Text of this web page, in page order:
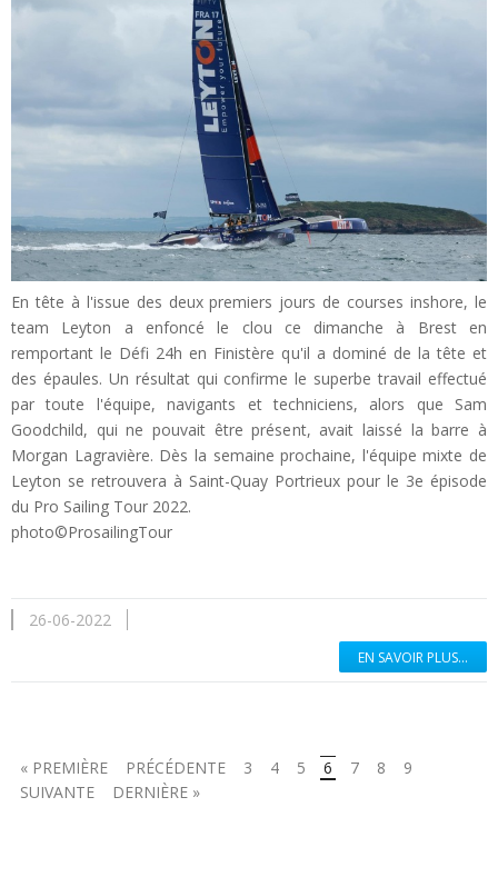
En tête à l'issue des deux premiers jours de courses inshore, le
team Leyton a enfoncé le clou ce dimanche à Brest en
remportant le Défi 24h en Finistère qu'il a dominé de la tête et
des épaules. Un résultat qui confirme le superbe travail effectué
par toute l'équipe, navigants et techniciens, alors que Sam
Goodchild, qui ne pouvait être présent, avait laissé la barre à
Morgan Lagravière. Dès la semaine prochaine, l'équipe mixte de
Leyton se retrouvera à Saint-Quay Portrieux pour le 3e épisode
du Pro Sailing Tour 2022.
photo©ProsailingTour
26-06-2022
EN SAVOIR PLUS...
« PREMIÈRE PRÉCÉDENTE 3 4 5 6 7 8
9
SUIVANTE
DERNIÈRE »